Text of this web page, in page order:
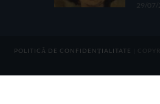
29/07/
POLITICĂ DE CONFIDENȚIALITATE |